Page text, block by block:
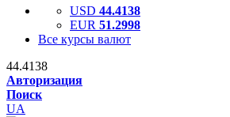
USD 44.4138
EUR 51.2998
Все курсы валют
44.4138
Авторизация
Поиск
UA